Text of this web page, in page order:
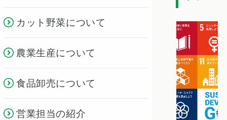
カット野菜について
農業生産について
食品卸売について
営業担当の紹介